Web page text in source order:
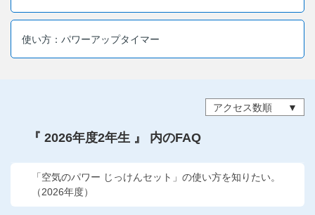
他の講座のよくある質問・手続きはこちら
使い方：パワーアップタイマー
アクセス数順
『 2026年度2年生 』 内のFAQ
「空気のパワー じっけんセット」の使い方を知りたい。
（2026年度）